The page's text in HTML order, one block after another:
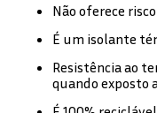
Não oferece
É um isolante
Resistência ao tempo sem amarelar ou quebrar
quando exposto